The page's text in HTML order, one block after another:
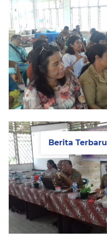
Berita Terbaru